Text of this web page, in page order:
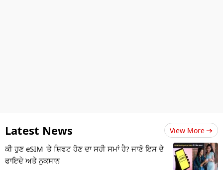
Latest News View More
ਕੀ ਹੁਣ eSIM 'ਤੇ ਸ਼ਿਫਟ ਹੋਣ ਦਾ ਸਹੀ ਸਮਾਂ ਹੈ? ਜਾਣੋ ਇਸ ਦੇ
ਫਾਇਦੇ ਅਤੇ ਨੁਕਸਾਨ